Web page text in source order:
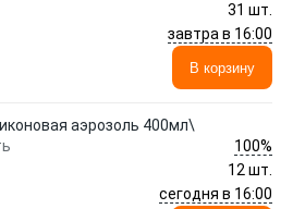
31 шт.
завтра в 16:00
В корзину
аэрозоль 400мл\
100%
12 шт.
сегодня в 16:00